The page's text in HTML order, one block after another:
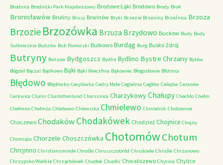
Brodnica Brodnicki Park Krajobrazowy Brodowe Łąki Brodowo Brody Brok
Bronisławów Bruliny Brusy Brwinów Bryki Brzezie Brzeziny Brzeźnica Brzoza
Brzozie Brzozówka Brzuza Brzydowo Buckow Budy Budy
Sulkowskie Budzów Buk Pomorski Bulkowo Burdąg Burg Busko Zdrój
Butryny Butzow Bydgoszcz Bydlin Bydlino Bystre Chrzany Bytów
Bógdał Bączal Bądkowo Bąki Bąki Wieczfnia Bąkowiec Błogosławie Błotnica
Błędowo Błędówko Cecylówka Cedry Małe Cegielnia Cegłów Celejów Ceranów
Cerkwica Chalin Charlottenlund Charsznica CharzykowyChałupy Chechło Chełm
Chełmno Chełmża Chlebowo Chlewiska Chmielewo Chmielnik Chobienice
Choczewo ChodakówChodakówek Chodzież Chojnice Chojny
Chomiąża Chorzele Choszczówka ChotomówChotum
Chrcynno Christiansminde Chrośle Chruszczobród Chruściele Chruśle Chrzanowo
Chrzypsko Wielkie Chrząchówek Chudek Chudki Chwaliszewo Chycina Chylice